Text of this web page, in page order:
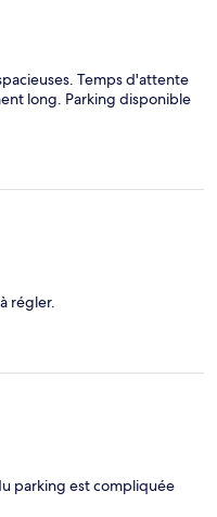
Temps d'attente
long. Parking disponible
régler.
parking est compliquée